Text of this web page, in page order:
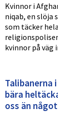
Kvinnor i
niqab, en slöja
som täcker
kvinnor på väg
Talibanerna
bära
oss än